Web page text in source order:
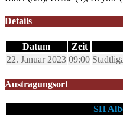
Details
Datum Zeit
22. Januar 2023 09:00
Austragungsort
SH